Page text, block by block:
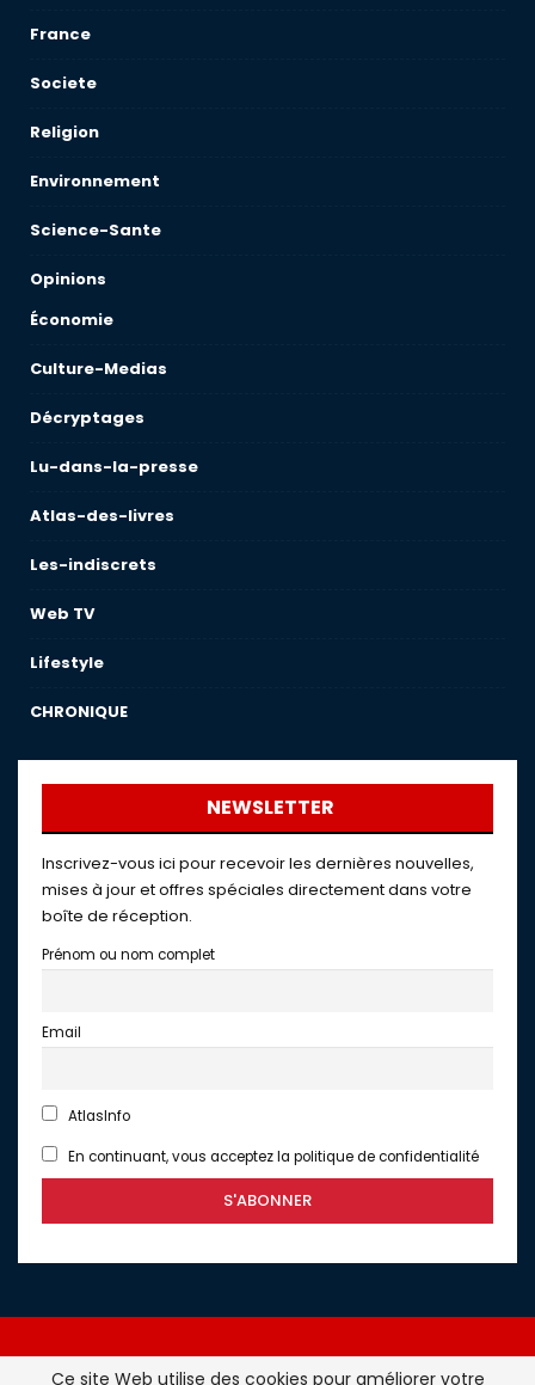
France
Societe
Religion
Environnement
Science-Sante
Opinions
Économie
Culture-Medias
Décryptages
Lu-dans-la-presse
Atlas-des-livres
Les-indiscrets
Web TV
Lifestyle
CHRONIQUE
NEWSLETTER
Inscrivez-vous ici pour recevoir les dernières nouvelles,
mises à jour et offres spéciales directement dans votre
boîte de réception.
Prénom ou nom complet
Email
AtlasInfo
En continuant, vous acceptez la politique de confidentialité
Ce site Web utilise des cookies pour améliorer votre